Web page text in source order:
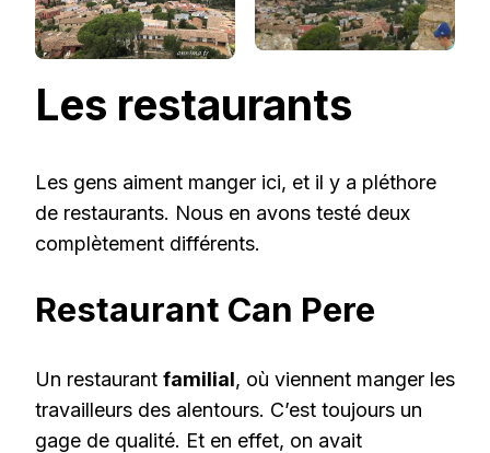
Les restaurants
Les gens aiment manger ici, et il y a pléthore
de restaurants. Nous en avons testé deux
complètement différents.
Restaurant Can Pere
Un restaurant familial, où viennent manger les
travailleurs des alentours. C’est toujours un
gage de qualité. Et en effet, on avait